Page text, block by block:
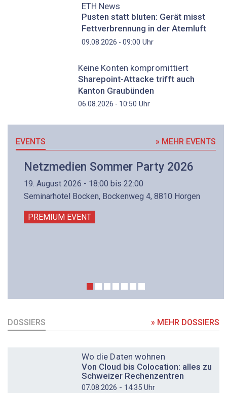
ETH News
Pusten statt bluten: Gerät misst
Fettverbrennung in der Atemluft
09.08.2026 - 09:00 Uhr
Keine Konten kompromittiert
Sharepoint-Attacke trifft auch
Kanton Graubünden
06.08.2026 - 10:50 Uhr
EVENTS » MEHR EVENTS
Netzmedien Sommer Party 2026
19. August 2026 - 18:00 bis 22:00
Seminarhotel Bocken, Bockenweg 4, 8810 Horgen
PREMIUM EVENT
DOSSIERS » MEHR DOSSIERS
Wo die Daten wohnen
Von Cloud bis Colocation: alles zu
Schweizer Rechenzentren
07.08.2026 - 14:35 Uhr